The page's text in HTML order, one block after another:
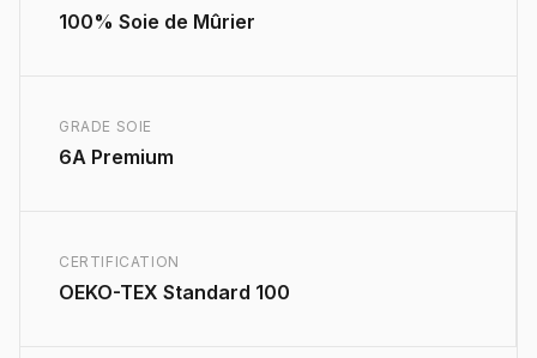
100% Soie de Mûrier
GRADE SOIE
6A Premium
CERTIFICATION
OEKO-TEX Standard 100